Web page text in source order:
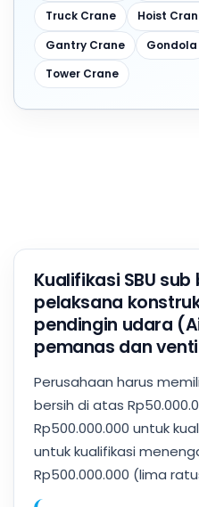
Truck Crane
Hoist
Gantry Crane
Gondola
Tower Crane
Kualifikasi SBU
pelaksana
pendingin udara
pemanas dan
Perusahaan harus
bersih di atas
Rp500.000.000 untuk
untuk kualifikasi
Rp500.000.000 (lima